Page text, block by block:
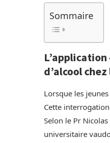
Sommaire
d’alcool
Lorsque les
Cette
Selon le Pr
universitaire